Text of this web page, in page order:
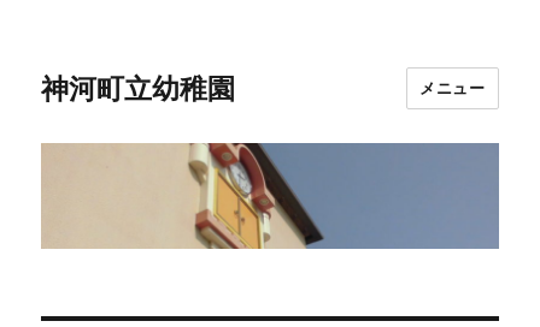
神河町立幼稚園 メニュー